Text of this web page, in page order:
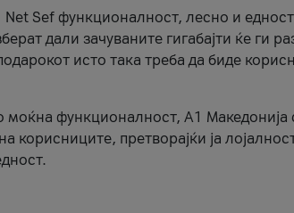
Sef функционалност, лесно и
дали зачуваните гигабајти ќе ги
исто така треба да биде
функционалност, А1 Македонија
корисниците, претворајќи ја